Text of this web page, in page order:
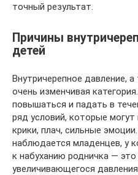
точный результат.
Причины
детей
Внутричерепное давление,
очень изменчивая
повышаться и падать в
ряд условий, которые
крики, плач, сильные
наблюдается младенцев, у
к набуханию родничка —
увеличивающегося